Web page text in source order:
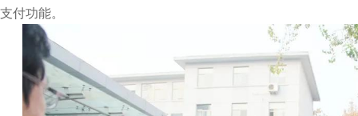
支付功能。